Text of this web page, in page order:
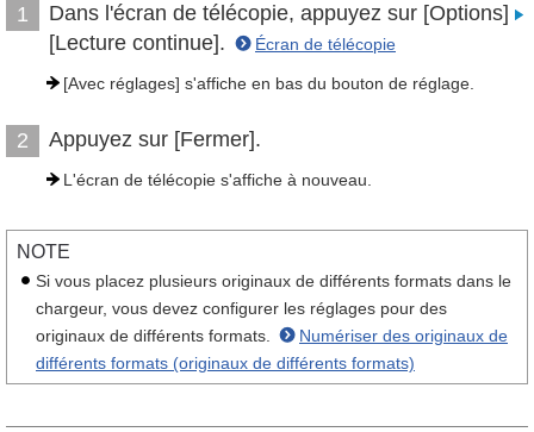
1
Dans l'écran de télécopie, appuyez sur [Options]
[Lecture continue].
Écran de télécopie
[Avec réglages] s'affiche en bas du bouton de réglage.
2 Appuyez sur [Fermer].
L'écran de télécopie s'affiche à nouveau.
NOTE
Si vous placez plusieurs originaux de différents formats dans le
chargeur, vous devez configurer les réglages pour des
originaux de différents formats.
Numériser des originaux de
différents formats (originaux de différents formats)